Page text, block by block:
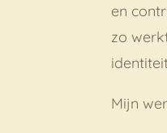
en
zo
Mijn